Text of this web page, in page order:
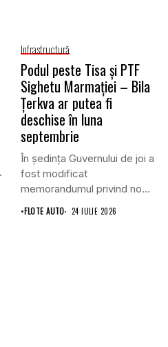
Infrastructură
Podul peste Tisa și PTF
Sighetu Marmației – Bila
Țerkva ar putea fi
deschise în luna
septembrie
În ședința Guvernului de joi a
fost modificat
memorandumul privind noul
punct...
•FLOTE AUTO 24 IULIE 2026